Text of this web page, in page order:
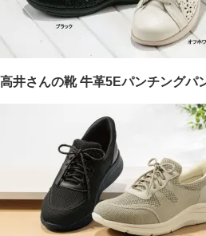
高井さんの靴 牛革5Eパンチングパ